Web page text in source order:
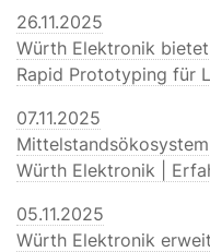
26.11.2025
Würth Elektronik bietet
Rapid Prototyping für
07.11.2025
Würth Elektronik |
05.11.2025
Würth Elektronik